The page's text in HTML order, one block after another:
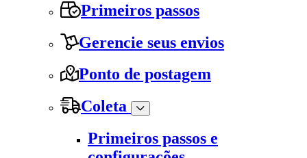
Primeiros passos
Gerencie seus envios
Ponto de postagem
Coleta
Primeiros passos e